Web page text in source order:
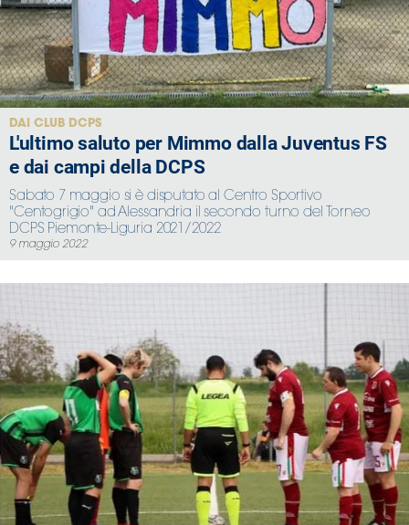
DAI CLUB DCPS
L'ultimo saluto per Mimmo dalla Juventus FS
e dai campi della DCPS
Sabato 7 maggio si è disputato al Centro Sportivo
"Centogrigio" ad Alessandria il secondo turno del Torneo
DCPS Piemonte-Liguria 2021/2022
9 maggio 2022